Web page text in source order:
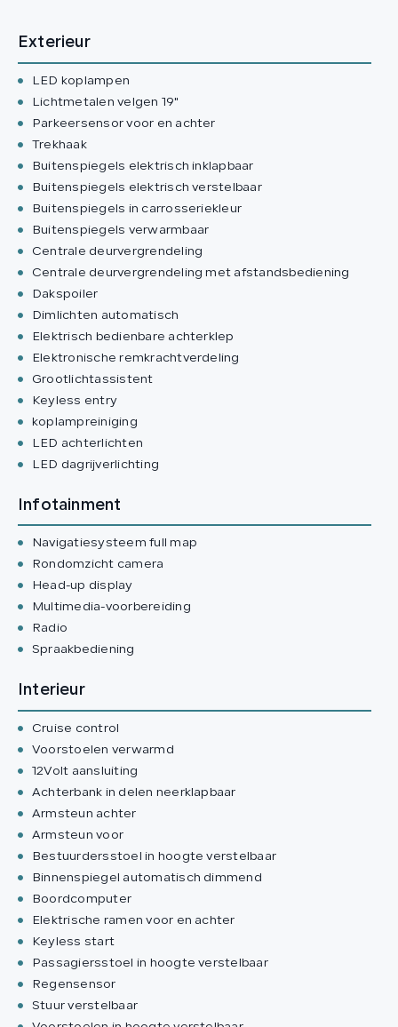
Exterieur
LED koplampen
Lichtmetalen velgen 19"
Parkeersensor voor en achter
Trekhaak
Buitenspiegels elektrisch inklapbaar
Buitenspiegels elektrisch verstelbaar
Buitenspiegels in carrosseriekleur
Buitenspiegels verwarmbaar
Centrale deurvergrendeling
Centrale deurvergrendeling met afstandsbediening
Dakspoiler
Dimlichten automatisch
Elektrisch bedienbare achterklep
Elektronische remkrachtverdeling
Grootlichtassistent
Keyless entry
koplampreiniging
LED achterlichten
LED dagrijverlichting
Infotainment
Navigatiesysteem full map
Rondomzicht camera
Head-up display
Multimedia-voorbereiding
Radio
Spraakbediening
Interieur
Cruise control
Voorstoelen verwarmd
12Volt aansluiting
Achterbank in delen neerklapbaar
Armsteun achter
Armsteun voor
Bestuurdersstoel in hoogte verstelbaar
Binnenspiegel automatisch dimmend
Boordcomputer
Elektrische ramen voor en achter
Keyless start
Passagiersstoel in hoogte verstelbaar
Regensensor
Stuur verstelbaar